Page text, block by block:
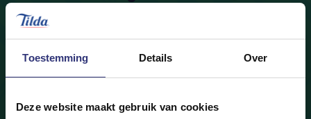
Toestemming Details Over
Deze website maakt gebruik van cookies
Je kunt op allerlei kleine manieren de dag van
een ander opfleuren. Bak eens een lekkere
traktatie of wees oprecht geïnteresseerd als je
verschil en draag je bij aan een betere sfeer